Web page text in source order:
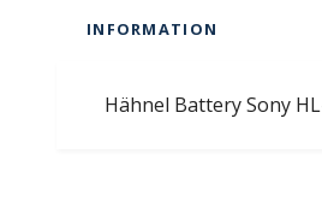
INFORMATION
Hähnel Battery Sony